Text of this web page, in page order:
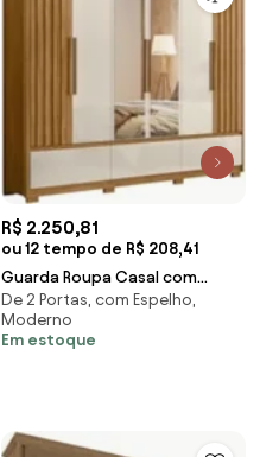
R$ 2.250,81
ou 12 tempo de R$ 208,41
Guarda Roupa Casal com
Espelho 6 Portas 240cm
Arizona Z17 Freijó/Off W
De 2 Portas, com Espelho,
Moderno
Em estoque